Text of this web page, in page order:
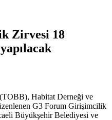
Zirvesi 18
Habitat Derneği ve
G3 Forum Girişimcilik
Büyükşehir Belediyesi ve